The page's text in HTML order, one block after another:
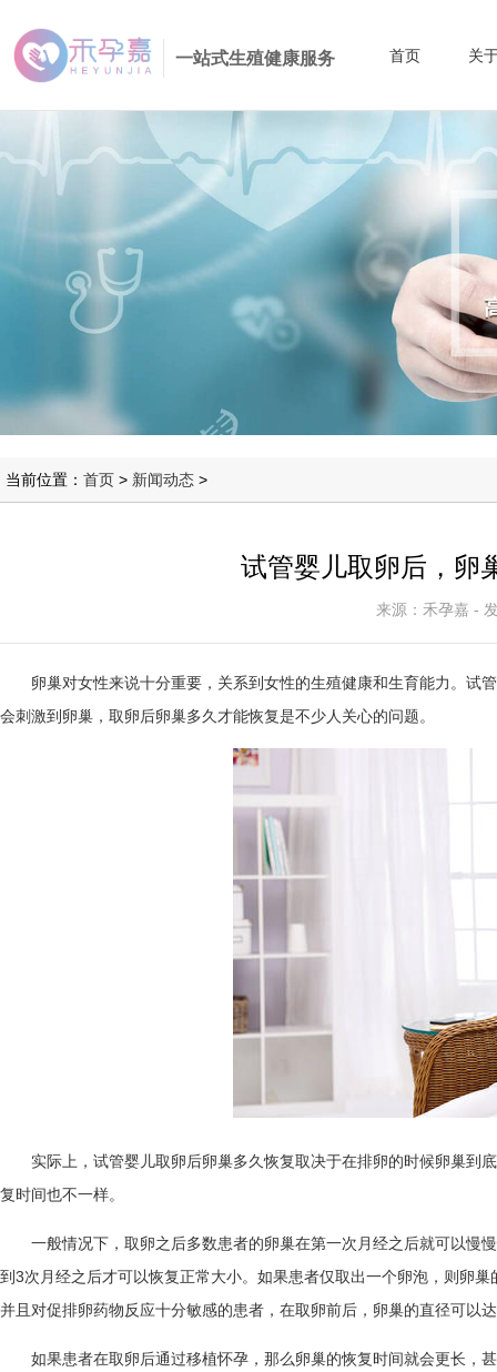
一站式生殖健康服务 首页 关
当前位置： 首页 > 新闻动态 >
试管婴儿取卵后，卵
来源：禾孕嘉 -
卵巢对女性来说十分重要，关系到女性的生殖健康和生育能力。试
会刺激到卵巢，取卵后卵巢多久才能恢复是不少人关心的问题。
实际上，试管婴儿取卵后卵巢多久恢复取决于在排卵的时候卵巢到
复时间也不一样。
一般情况下，取卵之后多数患者的卵巢在第一次月经之后就可以慢
到3次月经之后才可以恢复正常大小。如果患者仅取出一个卵泡，则卵
并且对促排卵药物反应十分敏感的患者，在取卵前后，卵巢的直径可以
如果患者在取卵后通过移植怀孕，那么卵巢的恢复时间就会更长，